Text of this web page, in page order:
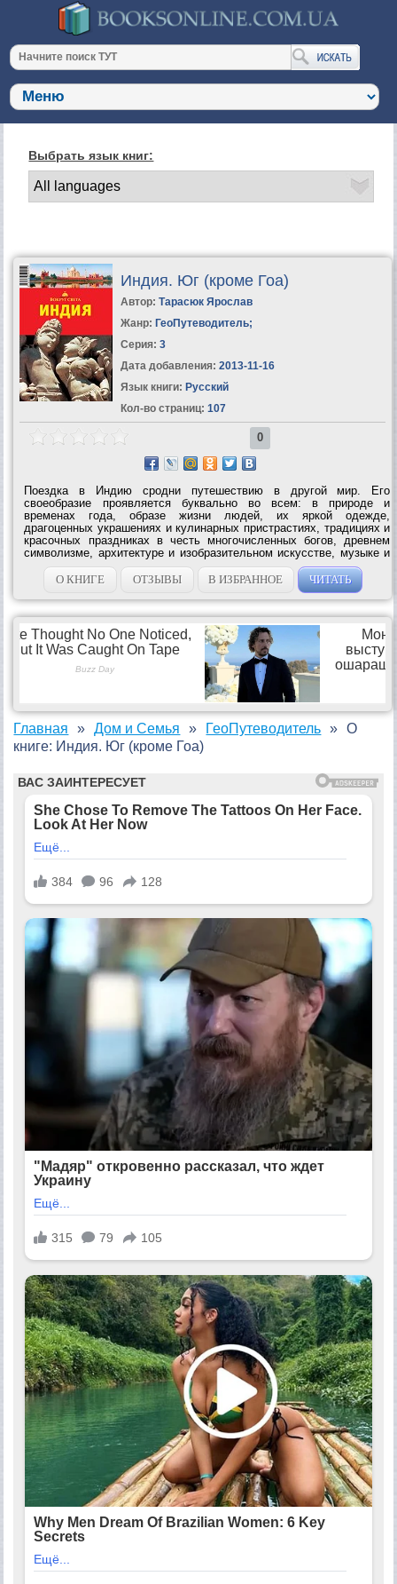
Выбрать язык книг:
Индия. Юг (кроме Гоа)
Автор: Тарасюк Ярослав
Жанр: ГеоПутеводитель;
Серия: 3
Дата добавления: 2013-11-16
Язык книги: Русский
Кол-во страниц: 107
0
Поездка в Индию сродни путешествию в другой мир. Его
своеобразие проявляется буквально во всем: в природе и
временах года, образе жизни людей, их яркой одежде,
драгоценных украшениях и кулинарных пристрастиях, традициях и
красочных праздниках в честь многочисленных богов, древнем
символизме, архитектуре и изобразительном искусстве, музыке и
танцах, литературе и кино, традиционной медицине, боевых
искусствах и даже в пропитывающих...
О КНИГЕ ОТЗЫВЫ В ИЗБРАННОЕ ЧИТАТЬ
Главная Дом и Семья ГеоПутеводитель
О
книге: Индия. Юг (кроме Гоа)